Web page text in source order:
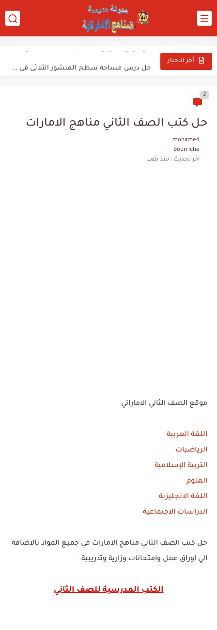
أخر الاخبار
2
حل كتب الصف الثاني مناهج الامارات
mohamed
bourriche
اخر تحديث :منذ بضع شهور
موقع الصف الثاني الاماراتي
اللغة العربية
الرياضيات
التربية الإسلامية
العلوم
اللغة الانجليزية
الدراسات الاجتماعية
حل كتب الصف الثاني مناهج الامارات في جميع المواد بالاضافة
الي اوراق عمل وامتحانات وزارية وتدريبية.
الكتب المدرسية للصف الثاني